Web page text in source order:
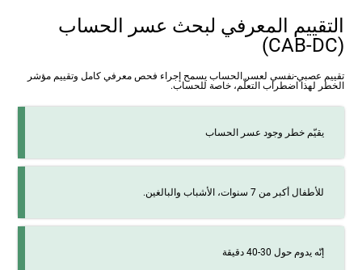
التقييم المعرفي لبحث عسر الحساب
(CAB-DC)
تقييم عصبي-نفسي لعسر الحساب يسمح إجراء فحص معرفي كامل وتقييم مؤشر
الخطر لهذا اضطراب التعلّم، خاصة للحساب.
يقيّم خطر وجود عسر الحساب
للأطفال أكبر من 7 سنوات، الأشباب والبالغين.
إنّه يدوم حول 30-40 دقيقة